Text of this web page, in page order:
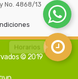
No. 4868/13
© 2019